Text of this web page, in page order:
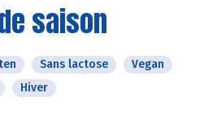
saison
Sans lactose
Vegan
Hiver